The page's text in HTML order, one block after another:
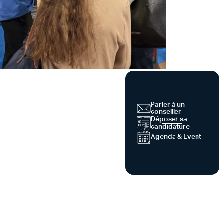
Parler à un
conseiller
Déposer sa
candidature
Agenda & Event